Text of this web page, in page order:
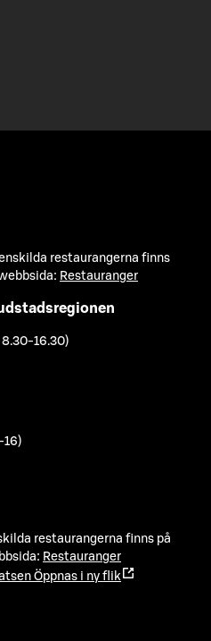
restaurangerna finns
Restauranger
16.30)
16)
restaurangerna finns på
Restauranger
Öppnas i ny flik